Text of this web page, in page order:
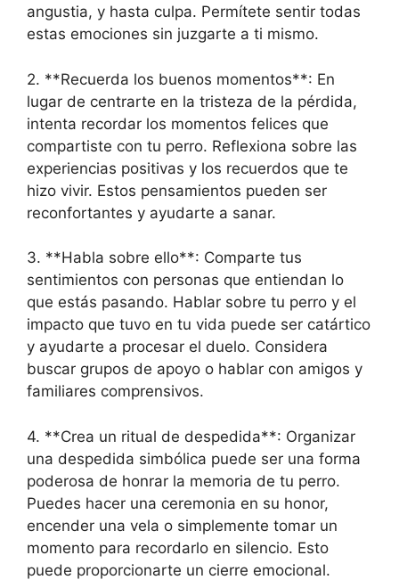
angustia, y hasta culpa. Permítete sentir todas
estas emociones sin juzgarte a ti mismo.
2. **Recuerda los buenos momentos**: En
lugar de centrarte en la tristeza de la pérdida,
intenta recordar los momentos felices que
compartiste con tu perro. Reflexiona sobre las
experiencias positivas y los recuerdos que te
hizo vivir. Estos pensamientos pueden ser
reconfortantes y ayudarte a sanar.
3. **Habla sobre ello**: Comparte tus
sentimientos con personas que entiendan lo
que estás pasando. Hablar sobre tu perro y el
impacto que tuvo en tu vida puede ser catártico
y ayudarte a procesar el duelo. Considera
buscar grupos de apoyo o hablar con amigos y
familiares comprensivos.
4. **Crea un ritual de despedida**: Organizar
una despedida simbólica puede ser una forma
poderosa de honrar la memoria de tu perro.
Puedes hacer una ceremonia en su honor,
encender una vela o simplemente tomar un
momento para recordarlo en silencio. Esto
puede proporcionarte un cierre emocional.